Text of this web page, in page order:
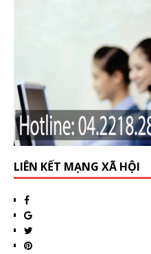
LIÊN KẾT MẠNG XÃ HỘI